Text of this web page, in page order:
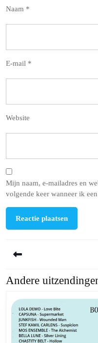
Naam *
E-mail *
Website
Mijn naam, e-mailadres en
volgende keer wanneer ik
Previous
Andere